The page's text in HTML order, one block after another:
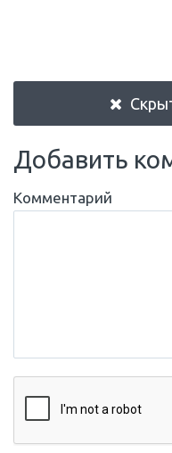
Добавить
Комментарий